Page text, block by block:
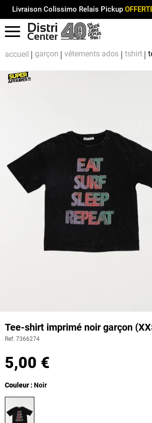
Livraison Colissimo Relais Pickup
Menu
accueil garçon vêtements ados tshirt
Tee-shirt imprimé noir garçon
Ref. 7366274
5,00 €
Couleur
Couleur : Noir